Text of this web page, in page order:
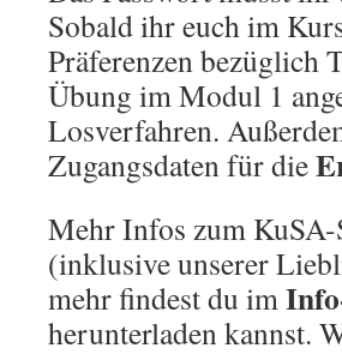
Sobald ihr euch im
Präferenzen bezüglich
Übung im Modul 1
Losverfahren.
Zugangsdaten für die
Mehr Infos zum
(inklusive unserer
mehr findest du im
herunterladen kannst.